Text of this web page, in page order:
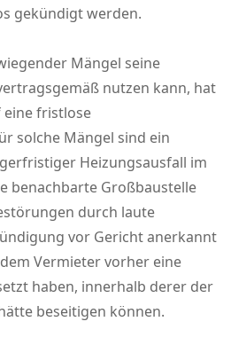
gekündigt werden.
Mängel seine
nutzen kann, hat
eine fristlose
solche Mängel sind ein
Heizungsausfall im
benachbarte Großbaustelle
durch laute
vor Gericht anerkannt
Vermieter vorher eine
haben, innerhalb derer der
beseitigen können.